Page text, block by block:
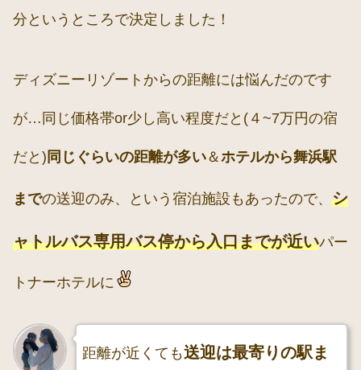
分というところで決定しました！
ディズニーリゾートからの距離には悩んだのです
が…同じ価格帯or少し高い程度だと(４~7万円の宿
だと) 同じぐらいの距離が多い＆ホテルから舞浜駅
までの送迎のみ、という宿泊施設もあったので、 シ
ャトルバス専用バス停から入口までが近いパー
トナーホテルに
距離が近くても送迎は最寄りの駅ま